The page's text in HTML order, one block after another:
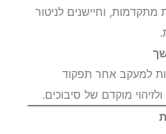
מתקדמות, וחיישנים לניטור
למעקב אחר תפקוד
מוקדם של סיבוכים.